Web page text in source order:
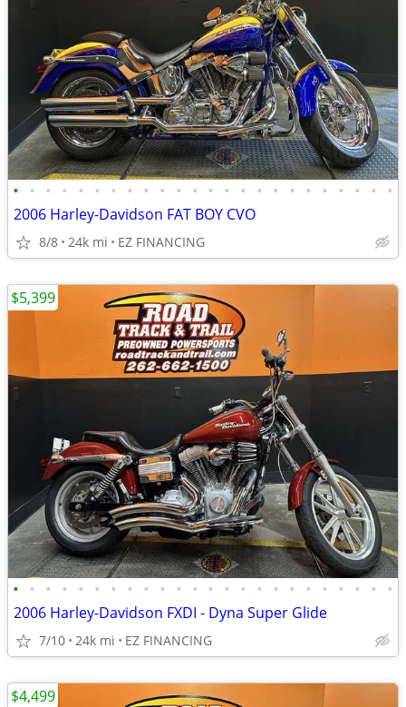
• • • • • • • • • • • • • • • • • • • • • • • •
2006 Harley-Davidson FAT BOY CVO
8/8 24k mi EZ FINANCING
• • • • • • • • • • • • • • • • • • • • • • • •
2006 Harley-Davidson FXDI - Dyna Super Glide
7/10 24k mi EZ FINANCING
$5,399
$4,499